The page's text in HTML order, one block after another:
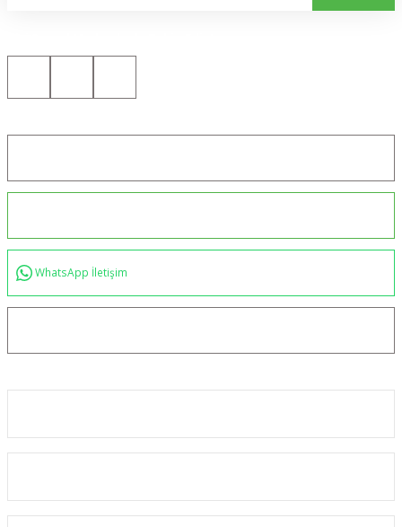
WhatsApp İletişim